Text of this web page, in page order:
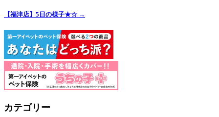
【福津店】5日の様子★☆ →
カテゴリー